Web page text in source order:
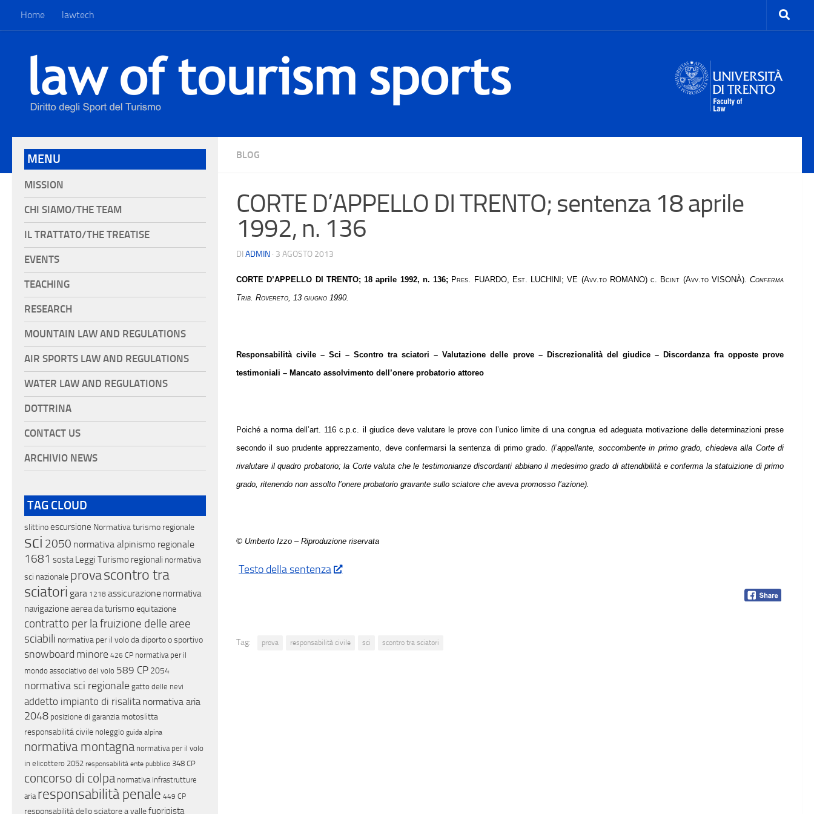
Home lawtech
BLOG
CORTE D’APPELLO DI TRENTO; sentenza 18 aprile
1992, n. 136
DI ADMIN · 3 AGOSTO 2013
CORTE D’APPELLO DI TRENTO; 18 aprile 1992, n. 136; Pres. FUARDO, Est. LUCHINI; VE (Avv.to ROMANO) c. Bcint (Avv.to VISONÀ). Conferma
Trib. Rovereto, 13 giugno 1990.
Responsabilità civile – Sci – Scontro tra sciatori – Valutazione delle prove – Discrezionalità del giudice – Discordanza fra opposte prove
testimoniali – Mancato assolvimento dell’onere probatorio attoreo
Poiché a norma dell’art. 116 c.p.c. il giudice deve valutare le prove con l’unico limite di una congrua ed adeguata motivazione delle determinazioni prese
secondo il suo prudente apprezzamento, deve confermarsi la sentenza di primo grado. (l’appellante, soccombente in primo grado, chiedeva alla Corte di
rivalutare il quadro probatorio; la Corte valuta che le testimonianze discordanti abbiano il medesimo grado di attendibilità e conferma la statuizione di primo
grado, ritenendo non assolto l’onere probatorio gravante sullo sciatore che aveva promosso l’azione).
© Umberto Izzo – Riproduzione riservata
Testo della sentenza
Tag: prova responsabilità civile sci scontro tra sciatori
MENU
MISSION
CHI SIAMO/THE TEAM
IL TRATTATO/THE TREATISE
EVENTS
TEACHING
RESEARCH
MOUNTAIN LAW AND REGULATIONS
AIR SPORTS LAW AND REGULATIONS
WATER LAW AND REGULATIONS
DOTTRINA
CONTACT US
ARCHIVIO NEWS
TAG CLOUD
slittinoescursione Normativa turismo regionale
sci 2050 normativa alpinismo regionale
1681 sosta Leggi Turismo regionali normativa
sci nazionale provascontro tra
sciatori gara 1218 assicurazione normativa
navigazione aerea da turismo equitazione
contratto per la fruizione delle aree
sciabili normativa per il volo da diporto o sportivo
snowboard minore 426 CP normativa per il
mondo associativo del volo 589 CP 2054
normativa sci regionale gatto delle nevi
addetto impianto di risalita normativa aria
2048 posizione di garanzia motoslitta
responsabilitá civile noleggio guida alpina
normativa montagna normativa per il volo
in elicottero 2052 responsabilità ente pubblico 348 CP
concorso di colpa normativa infrastrutture
aria responsabilità penale 449 CP
responsabilità dello sciatore a vallefuoripista